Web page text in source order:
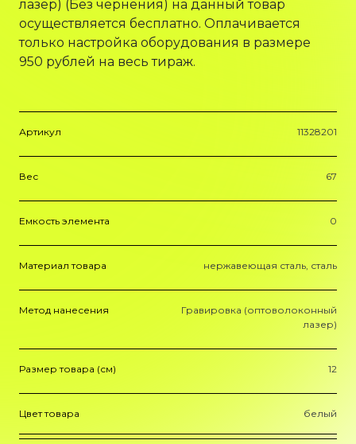
лазер) (Без чернения) на данный товар
осуществляется бесплатно. Оплачивается
только настройка оборудования в размере
950 рублей на весь тираж.
Артикул 11328201
Вес 67
Емкость элемента 0
Материал товара нержавеющая сталь, сталь
Метод нанесения
Гравировка (оптоволоконный
лазер)
Размер товара (см) 12
Цвет товара белый